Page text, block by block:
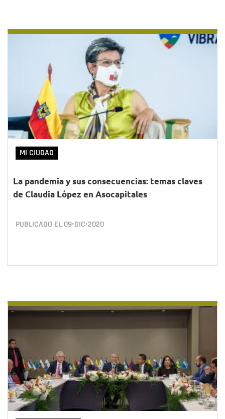
MI CIUDAD
La pandemia y sus consecuencias: temas claves
de Claudia López en Asocapitales
PUBLICADO EL 09•DIC•2020